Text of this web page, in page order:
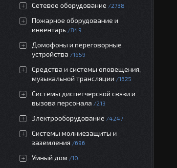
Сетевое оборудование 2738
Пожарное оборудование и
инвентарь
849
Домофоны и переговорные
устройства
1659
Средства и системы оповещения,
музыкальной трансляции
1625
Системы диспетчерской связи и
вызова персонала
213
Электрооборудование 4247
Системы молниезащиты и
заземления
696
Умный дом 10